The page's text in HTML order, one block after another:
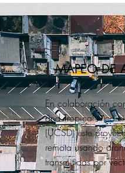
MAPEO DE
En colaboración
and Tropical
(UCSD) este
remota usando
transmitidas por